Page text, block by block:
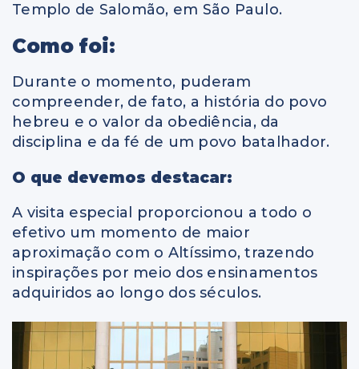
Templo de Salomão, em São Paulo.
Como foi:
Durante o momento, puderam
compreender, de fato, a história do povo
hebreu e o valor da obediência, da
disciplina e da fé de um povo batalhador.
O que devemos destacar:
A visita especial proporcionou a todo o
efetivo um momento de maior
aproximação com o Altíssimo, trazendo
inspirações por meio dos ensinamentos
adquiridos ao longo dos séculos.